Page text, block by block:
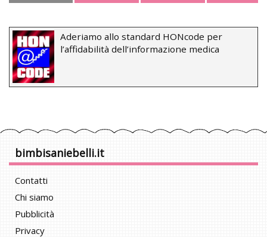
Aderiamo allo standard HONcode per
l’affidabilità dell’informazione medica
bimbisaniebelli.it
Contatti
Chi siamo
Pubblicità
Privacy